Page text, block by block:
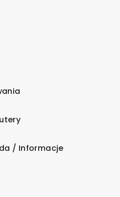
/ Informacje